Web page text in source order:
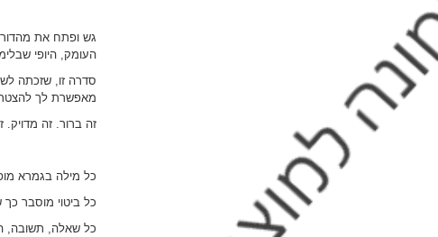
גש ופתח את
העומק, היופי
סדרה זו, שזכתה
מאפשרת לך
זה ברור. זה מדויק.
כל מילה בגמרא
כל ביטוי מוסבר כך
כל שאלה, תשובה,